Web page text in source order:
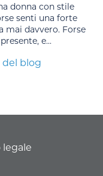
donna con stile
senti una forte
mai davvero. Forse
e...
del blog
legale